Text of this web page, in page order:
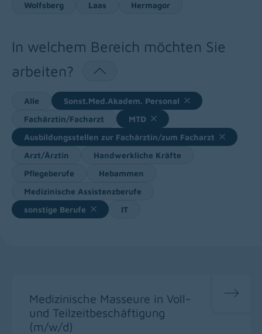
Wolfsberg
Laas Hermagor
In welchem Bereich möchten Sie
arbeiten?
Alle
Sonst.Med.Akadem. Personal
Fachärztin/Facharzt
MTD
Ausbildungsstellen zur Fachärztin/zum Facharzt
Arzt/Ärztin
Handwerkliche Kräfte
Pflegeberufe
Hebammen
Medizinische Assistenzberufe
sonstige Berufe
IT
Medizinische Masseure in Voll-
und Teilzeitbeschäftigung
(m/w/d)